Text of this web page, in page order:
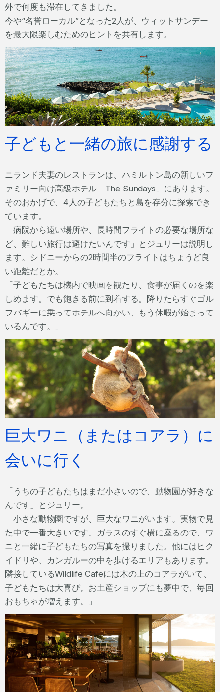
外で何度も滞在してきました。
今や“名誉ローカル”となった2人が、ウィットサンデー
を最大限楽しむためのヒントを共有します。
子どもと一緒の旅に感謝する
ニランド夫妻のレストランは、ハミルトン島の新しいフ
ァミリー向け高級ホテル「The Sundays」にあります。
そのおかげで、4人の子どもたちと島を存分に探索でき
ています。
「病院から遠い場所や、長時間フライトの必要な場所な
ど、難しい旅行は避けたいんです」とジュリーは説明し
ます。シドニーからの2時間半のフライトはちょうど良
い距離だとか。
「子どもたちは機内で映画を観たり、食事が届くのを楽
しめます。でも飽きる前に到着する。降りたらすぐゴル
フバギーに乗ってホテルへ向かい、もう休暇が始まって
いるんです。」
巨大ワニ（またはコアラ）に
会いに行く
「うちの子どもたちはまだ小さいので、動物園が好きな
んです」とジュリー。
「小さな動物園ですが、巨大なワニがいます。実物で見
た中で一番大きいです。ガラスのすぐ横に座るので、ワ
ニと一緒に子どもたちの写真を撮りました。他にはヒク
イドリや、カンガルーの中を歩けるエリアもあります。
隣接しているWildlife Cafeには木の上のコアラがいて、
子どもたちは大喜び。お土産ショップにも夢中で、毎回
おもちゃが増えます。」